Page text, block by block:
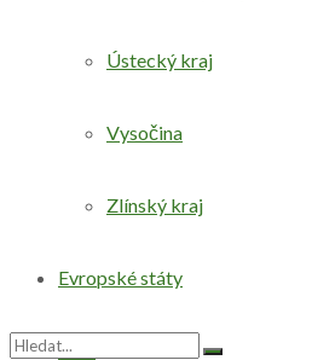
Ústecký kraj
Vysočina
Zlínský kraj
Evropské státy
Svět